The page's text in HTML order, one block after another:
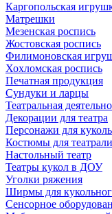
Каргопольская
Матрешки
Мезенская роспись
Жостовская роспись
Филимоновская
Хохломская роспись
Печатная продукция
Сундуки и ларцы
Театральная
Декорации для театра
Персонажи для
Костюмы для
Настольный театр
Театры кукол в ДОУ
Уголки ряжения
Ширмы для
Сенсорное